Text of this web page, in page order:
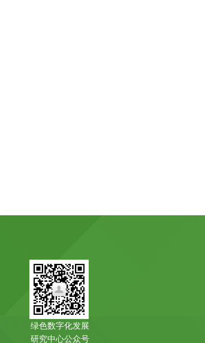
绿色数字化发展
研究中心公众号